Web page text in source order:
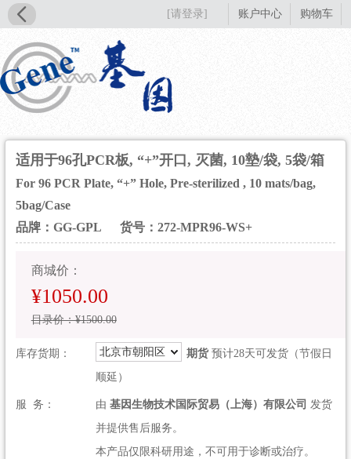
[请登录] 账户中心 购物车
适用于96孔PCR板, “+”开口, 灭菌, 10墊/袋, 5袋/箱
For 96 PCR Plate, “+” Hole, Pre-sterilized , 10 mats/bag,
5bag/Case
品牌：GG-GPL
货号：272-MPR96-WS+
商城价：
¥1050.00
目录价：¥1500.00
库存货期： 北京市朝阳区 期货预计28天可发货（节假日
顺延）
服 务： 由 基因生物技术国际贸易（上海）有限公司 发货
并提供售后服务。
本产品仅限科研用途，不可用于诊断或治疗。